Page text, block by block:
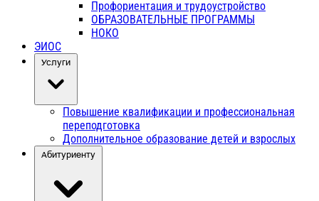
Профориентация и трудоустройство
ОБРАЗОВАТЕЛЬНЫЕ ПРОГРАММЫ
НОКО
ЭИОС
Услуги
Повышение квалификации и профессиональная
переподготовка
Дополнительное образование детей и взрослых
Абитуриенту